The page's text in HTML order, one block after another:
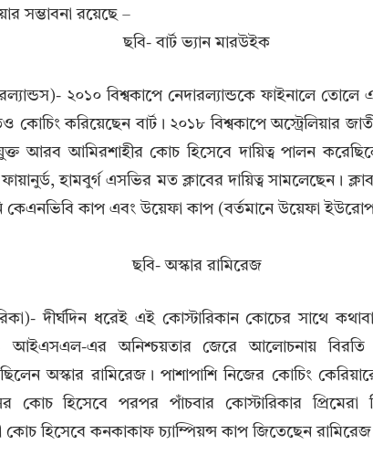
সম্ভাবনা রয়েছে –
২০১০ বিশ্বকাপে নেদারল্যান্ডকে ফাইনালে
করিয়েছেন বার্ট। ২০১৮ বিশ্বকাপে অস্ট্রেলিয়ার
আমিরশাহীর কোচ হিসেবে দায়িত্ব পালন
হামবুর্গ এসভির মত ক্লাবের দায়িত্ব সামলেছেন।
কেএনভিবি কাপ এবং উয়েফা কাপ (বর্তমানে উয়েফা
দীর্ঘদিন ধরেই এই কোস্টারিকান কোচের সাথে
আইএসএল-এর অনিশ্চয়তার জেরে আলোচনায় বিরতি
অস্কার রামিরেজ। পাশাপাশি নিজের কোচিং
কোচ হিসেবে পরপর পাঁচবার কোস্টারিকার প্রিমেরা
কোচ হিসেবে কনকাকাফ চ্যাম্পিয়ন্স কাপ জিতেছেন